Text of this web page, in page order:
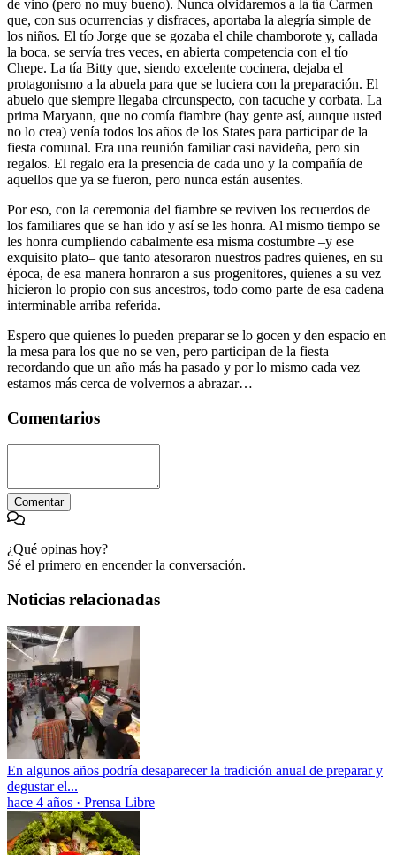
de vino (pero no muy bueno). Nunca olvidaremos a la tía Carmen
que, con sus ocurrencias y disfraces, aportaba la alegría simple de
los niños. El tío Jorge que se gozaba el chile chamborote y, callada
la boca, se servía tres veces, en abierta competencia con el tío
Chepe. La tía Bitty que, siendo excelente cocinera, dejaba el
protagonismo a la abuela para que se luciera con la preparación. El
abuelo que siempre llegaba circunspecto, con tacuche y corbata. La
prima Maryann, que no comía fiambre (hay gente así, aunque usted
no lo crea) venía todos los años de los States para participar de la
fiesta comunal. Era una reunión familiar casi navideña, pero sin
regalos. El regalo era la presencia de cada uno y la compañía de
aquellos que ya se fueron, pero nunca están ausentes.
Por eso, con la ceremonia del fiambre se reviven los recuerdos de
los familiares que se han ido y así se les honra. Al mismo tiempo se
les honra cumpliendo cabalmente esa misma costumbre –y ese
exquisito plato– que tanto atesoraron nuestros padres quienes, en su
época, de esa manera honraron a sus progenitores, quienes a su vez
hicieron lo propio con sus ancestros, todo como parte de esa cadena
interminable arriba referida.
Espero que quienes lo pueden preparar se lo gocen y den espacio en
la mesa para los que no se ven, pero participan de la fiesta
recordando que un año más ha pasado y por lo mismo cada vez
estamos más cerca de volvernos a abrazar…
Comentarios
Comentar
¿Qué opinas hoy?
Sé el primero en encender la conversación.
Noticias relacionadas
En algunos años podría desaparecer la tradición anual de preparar y
degustar el...
hace 4 años · Prensa Libre